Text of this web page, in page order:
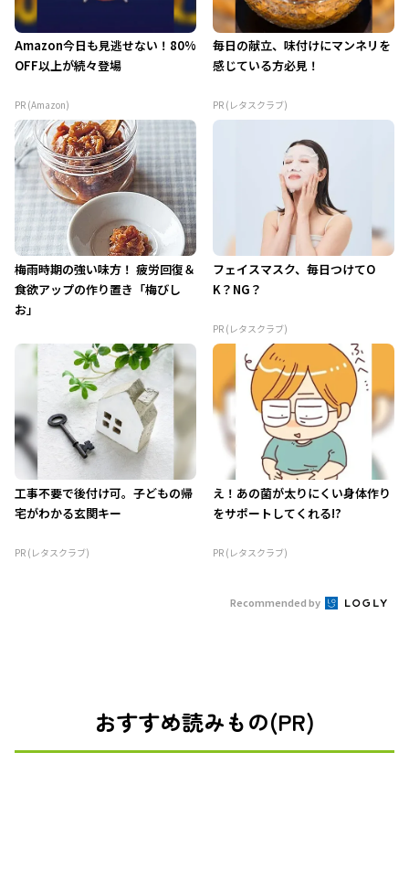
Amazon今日も見逃せない！80%
OFF以上が続々登場
PR (Amazon)
毎日の献立、味付けにマンネリを
感じている方必見！
PR (レタスクラブ)
梅雨時期の強い味方！ 疲労回復＆
食欲アップの作り置き「梅びし
お」
フェイスマスク、毎日つけてO
K？NG？
PR (レタスクラブ)
工事不要で後付け可。子どもの帰
宅がわかる玄関キー
PR (レタスクラブ)
え！あの菌が太りにくい身体作り
をサポートしてくれる!?
PR (レタスクラブ)
Recommended by
おすすめ読みもの(PR)